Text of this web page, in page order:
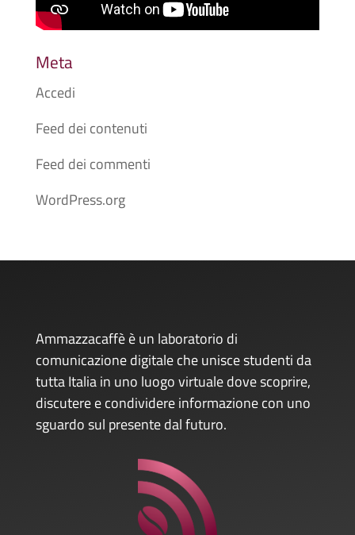
Meta
Accedi
Feed dei contenuti
Feed dei commenti
WordPress.org
Ammazzacaffè è un laboratorio di
comunicazione digitale che unisce studenti da
tutta Italia in uno luogo virtuale dove scoprire,
discutere e condividere informazione con uno
sguardo sul presente dal futuro.